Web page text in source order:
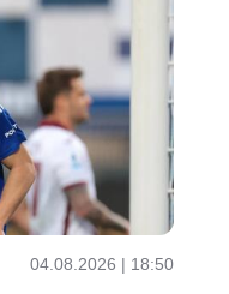
04.08.2026 | 18:50